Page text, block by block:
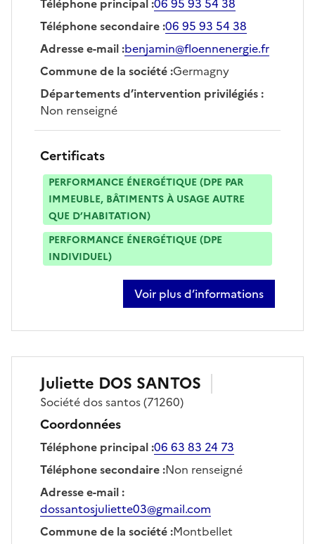
Téléphone secondaire:06 95 93 54 38
Adresse e-mail:benjamin@floennenergie.fr
Commune de la société:Germagny
Départements d’intervention privilégiés:
Non renseigné
Certificats
PERFORMANCE ÉNERGÉTIQUE (DPE PAR
IMMEUBLE, BÂTIMENTS À USAGE AUTRE
QUE D’HABITATION)
PERFORMANCE ÉNERGÉTIQUE (DPE
INDIVIDUEL)
Voir plus d’informations
sur benjamin le guennec
Juliette DOS SANTOS
Sociétédos santos(71260)
Coordonnées
Téléphone principal:06 63 83 24 73
Téléphone secondaire:Non renseigné
Adresse e-mail:
dossantosjuliette03@gmail.com
Commune de la société:Montbellet